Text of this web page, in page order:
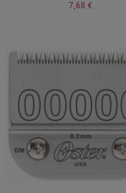
7,68 €